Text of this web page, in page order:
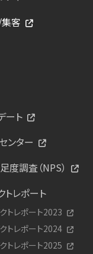
客
ート
ンター
度調査（NPS）
トレポート
トレポート2023
トレポート2024
トレポート2025